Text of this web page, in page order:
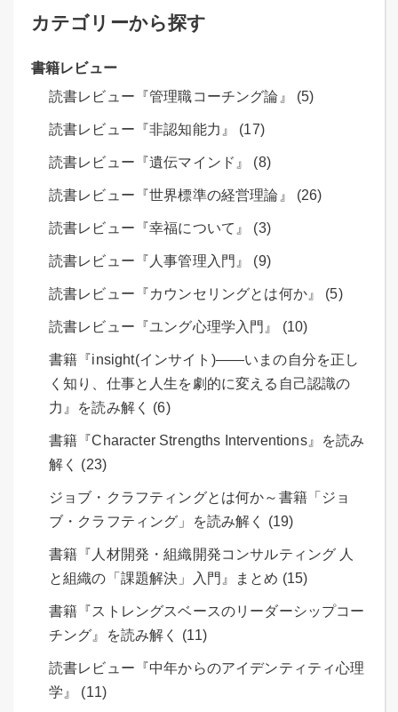
カテゴリーから探す
書籍レビュー
読書レビュー『管理職コーチング論』 (5)
読書レビュー『非認知能力』 (17)
読書レビュー『遺伝マインド』 (8)
読書レビュー『世界標準の経営理論』 (26)
読書レビュー『幸福について』 (3)
読書レビュー『人事管理入門』 (9)
読書レビュー『カウンセリングとは何か』 (5)
読書レビュー『ユング心理学入門』 (10)
書籍『insight(インサイト)――いまの自分を正し
く知り、仕事と人生を劇的に変える自己認識の
力』を読み解く (6)
書籍『Character Strengths Interventions』を読み
解く (23)
ジョブ・クラフティングとは何か～書籍「ジョ
ブ・クラフティング」を読み解く (19)
書籍『人材開発・組織開発コンサルティング 人
と組織の「課題解決」入門』まとめ (15)
書籍『ストレングスベースのリーダーシップコー
チング』を読み解く (11)
読書レビュー『中年からのアイデンティティ心理
学』 (11)